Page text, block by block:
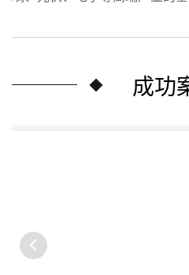
附加值的粉体，离不开一套专
文将从设备、工艺到应用，为
成功